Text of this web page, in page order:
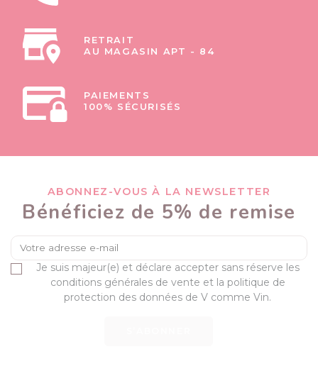
RETRAIT
AU MAGASIN APT - 84
PAIEMENTS
100% SÉCURISÉS
ABONNEZ-VOUS À LA NEWSLETTER
Bénéficiez de 5% de remise
Je suis majeur(e) et déclare accepter sans réserve les
conditions générales de vente et la politique de
protection des données de V comme Vin.